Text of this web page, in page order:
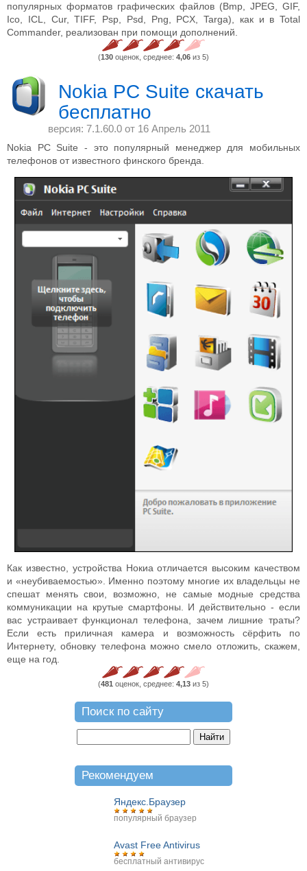
популярных форматов графических файлов (Bmp, JPEG, GIF,
Ico, ICL, Cur, TIFF, Psp, Psd, Png, PCX, Targa), как и в Total
Commander, реализован при помощи дополнений.
(130 оценок, среднее: 4,06 из 5)
Nokia PC Suite скачать
бесплатно
версия: 7.1.60.0 от 16 Апрель 2011
Nokia PC Suite - это популярный менеджер для мобильных
телефонов от известного финского бренда.
Как известно, устройства Нокиа отличается высоким качеством
и «неубиваемостью». Именно поэтому многие их владельцы не
спешат менять свои, возможно, не самые модные средства
коммуникации на крутые смартфоны. И действительно - если
вас устраивает функционал телефона, зачем лишние траты?
Если есть приличная камера и возможность сёрфить по
Интернету, обновку телефона можно смело отложить, скажем,
еще на год.
(481 оценок, среднее: 4,13 из 5)
Поиск по сайту
Рекомендуем
Яндекс.Браузер
популярный браузер
Avast Free Antivirus
бесплатный антивирус